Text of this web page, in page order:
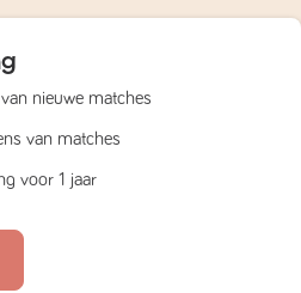
nieuwe matches
van matches
voor 1 jaar